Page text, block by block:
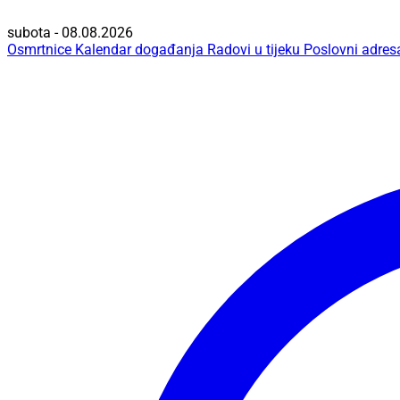
subota - 08.08.2026
Osmrtnice Kalendar događanja Radovi u tijeku Poslovni